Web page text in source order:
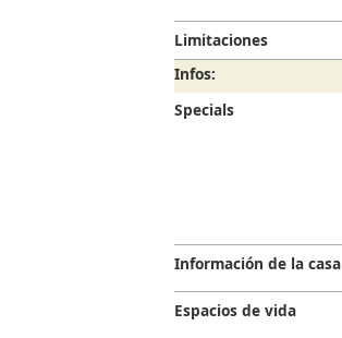
Limitaciones
Infos:
Specials
Información de la casa
Espacios de vida